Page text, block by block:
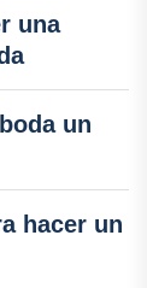
una
un
hacer un